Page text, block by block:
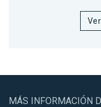
MÁS INFORMACIÓN